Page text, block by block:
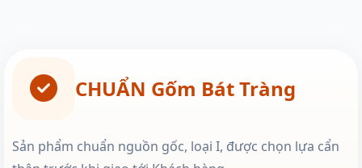
CHUẨN Gốm Bát Tràng
Sản phẩm chuẩn nguồn gốc, loại I, được chọn lựa cẩn